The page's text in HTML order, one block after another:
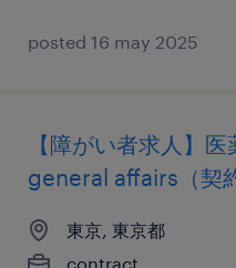
posted 16 may 2025
【障がい者求人】
general affairs（契
東京, 東京都
contract